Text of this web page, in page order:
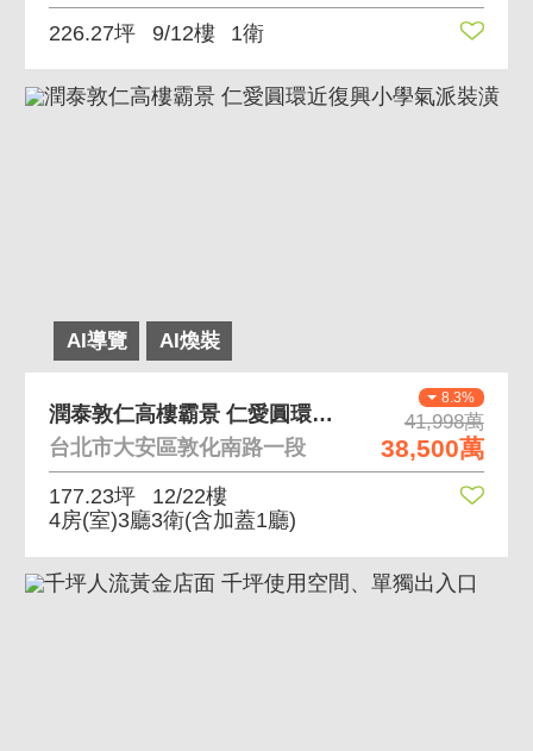
226.27坪 9/12樓 1衛
AI導覽 AI煥裝
8.3%
41,998萬
38,500萬
潤泰敦仁高樓霸景 仁愛圓環近復興小學氣派裝潢
台北市大安區敦化南路一段
177.23坪
12/22樓
4房(室)3廳3衛(含加蓋1廳)